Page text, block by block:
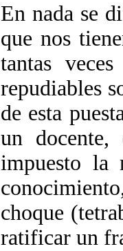
En nada se
que nos
tantas
repudiables
de esta
un docente,
impuesto la
choque
ratificar un